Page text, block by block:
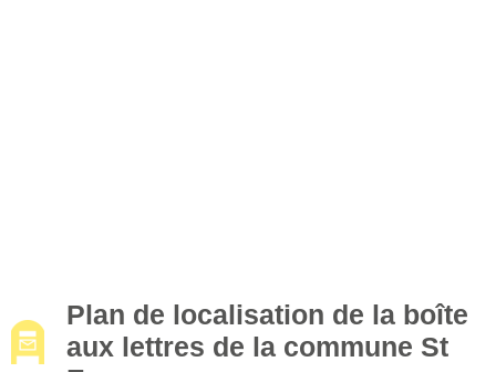
Plan de localisation de la boîte
aux lettres de la commune St